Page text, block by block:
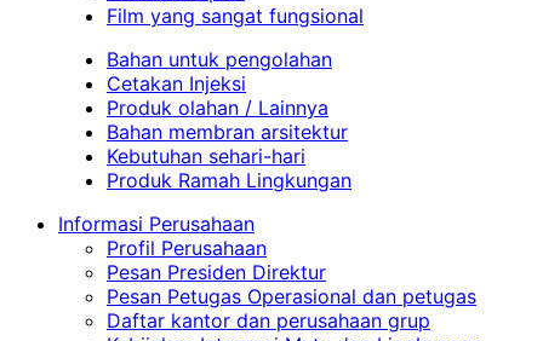
Film yang sangat fungsional
Bahan untuk pengolahan
Cetakan Injeksi
Produk olahan / Lainnya
Bahan membran arsitektur
Kebutuhan sehari-hari
Produk Ramah Lingkungan
Informasi Perusahaan
Profil Perusahaan
Pesan Presiden Direktur
Pesan Petugas Operasional dan petugas
Daftar kantor dan perusahaan grup